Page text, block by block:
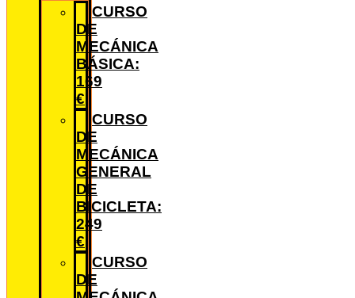
CURSO
DE
MECÁNICA
BÁSICA:
169
€
CURSO
DE
MECÁNICA
GENERAL
DE
BICICLETA:
249
€
CURSO
DE